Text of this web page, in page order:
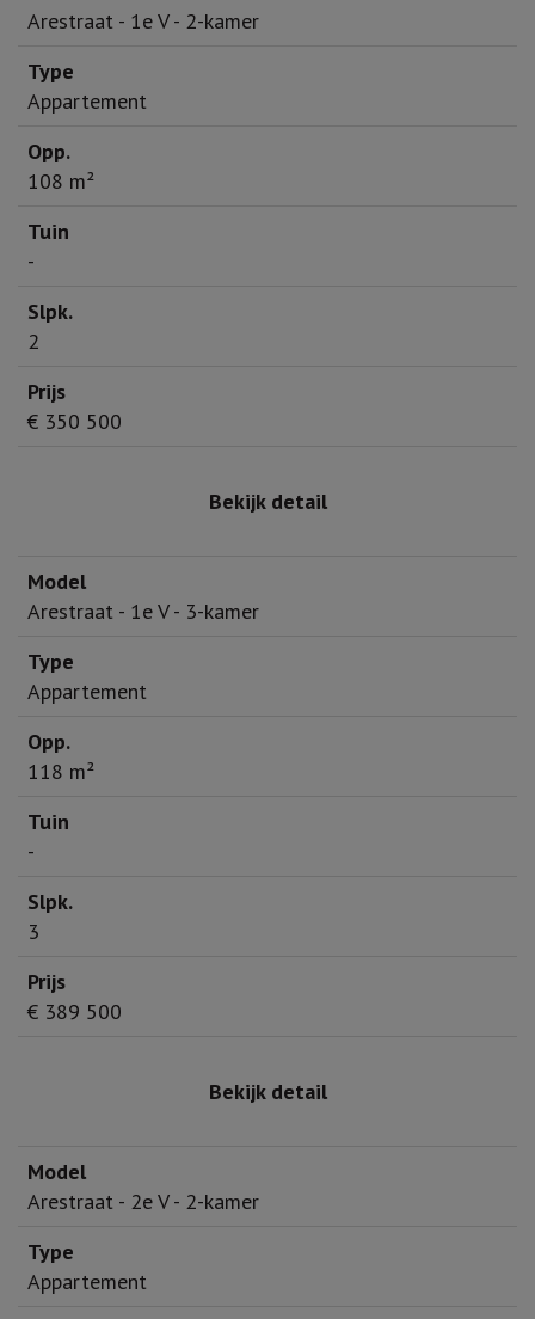
Arestraat - 1e V - 2-kamer
Appartement
108 m²
-
2
€ 350 500
Bekijk detail
Arestraat - 1e V - 3-kamer
Appartement
118 m²
-
3
€ 389 500
Bekijk detail
Arestraat - 2e V - 2-kamer
Appartement